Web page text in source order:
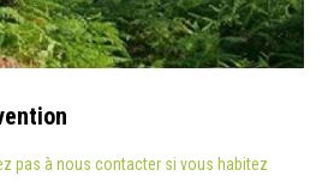
pas à nous contacter si vous habitez